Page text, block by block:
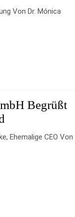
Von Dr. Mónica
Begrüßt
Ehemalige CEO Von